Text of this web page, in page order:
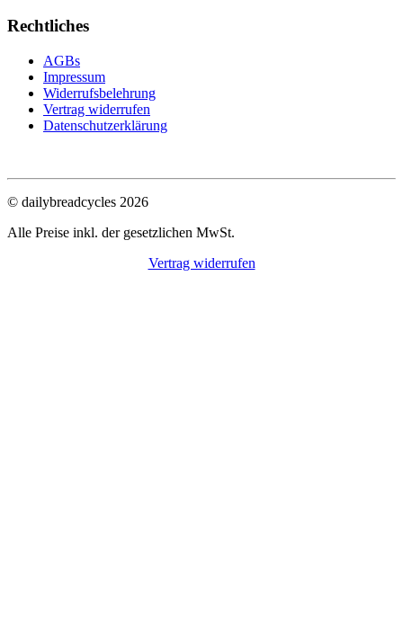
Rechtliches
AGBs
Impressum
Widerrufsbelehrung
Vertrag widerrufen
Datenschutzerklärung
© dailybreadcycles 2026
Alle Preise inkl. der gesetzlichen MwSt.
Vertrag widerrufen